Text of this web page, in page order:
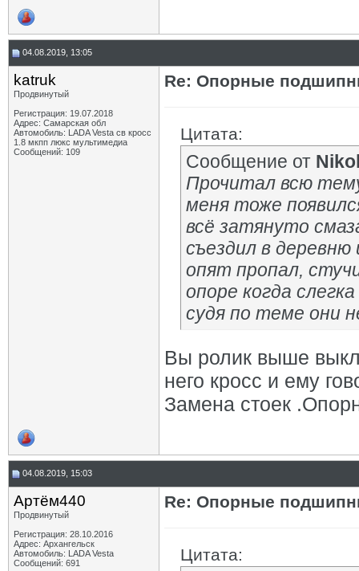
04.08.2019, 13:05
katruk
Продвинутый
Регистрация: 19.07.2018
Адрес: Самарская обл
Автомобиль: LADA Vesta св кросс
1.8 мкпп люкс мультимедиа
Сообщений: 109
Re: Опорные
Цитата:
Сообщение от
Прочитал всю
меня тоже
всё затянуто
съездил в деревню
опят пропал,
опоре когда
судя по теме они
Вы ролик выше
него кросс и ему
Замена стоек
04.08.2019, 15:03
Артём440
Продвинутый
Регистрация: 28.10.2016
Адрес: Архангельск
Автомобиль: LADA Vesta
Сообщений: 691
Re: Опорные
Цитата: